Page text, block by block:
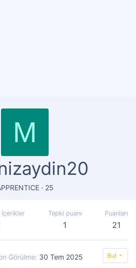
M
· 25
İçerikler Tepki puanı
1
Puanları
21
Görülme 30 Tem 2025 Bul